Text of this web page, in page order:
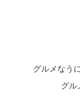
グルメなう
グル